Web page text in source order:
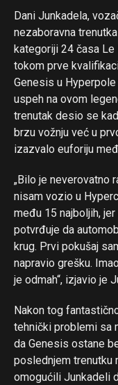
Dani Junkadela,
nezaboravna
kategoriji 24 časa Le
tokom prve
Genesis u
uspeh na ovom
trenutak desio se
brzu vožnju već u
izazvalo euforiju
„Bilo je neverovatno
nisam vozio u
među 15 najboljih,
potvrđuje da
krug. Prvi pokušaj
napravio grešku.
je odmah“, izjavio je
Nakon tog
tehnički problemi sa
da Genesis ostane
poslednjem trenutku
omogućili Junkadeli